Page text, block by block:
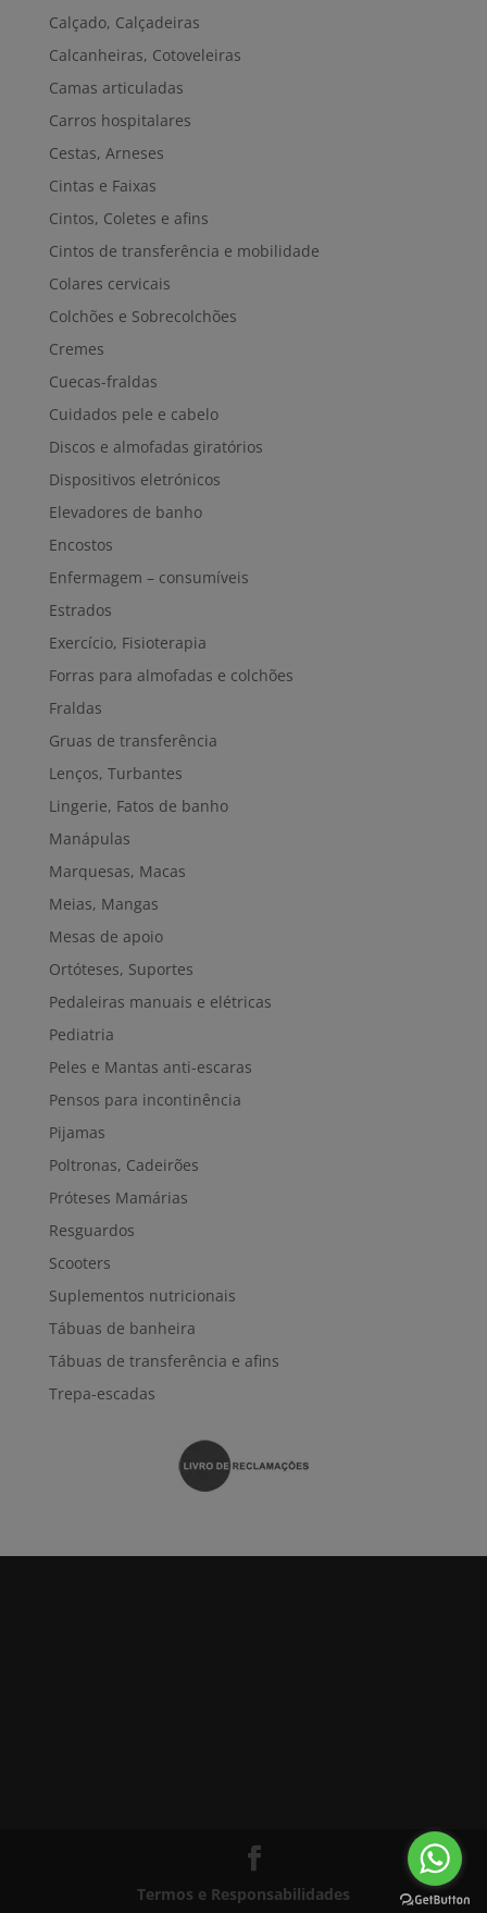
Calçado, Calçadeiras
Calcanheiras, Cotoveleiras
Camas articuladas
Carros hospitalares
Cestas, Arneses
Cintas e Faixas
Cintos, Coletes e afins
Cintos de transferência e mobilidade
Colares cervicais
Colchões e Sobrecolchões
Cremes
Cuecas-fraldas
Cuidados pele e cabelo
Discos e almofadas giratórios
Dispositivos eletrónicos
Elevadores de banho
Encostos
Enfermagem – consumíveis
Estrados
Exercício, Fisioterapia
Forras para almofadas e colchões
Fraldas
Gruas de transferência
Lenços, Turbantes
Lingerie, Fatos de banho
Manápulas
Marquesas, Macas
Meias, Mangas
Mesas de apoio
Ortóteses, Suportes
Pedaleiras manuais e elétricas
Pediatria
Peles e Mantas anti-escaras
Pensos para incontinência
Pijamas
Poltronas, Cadeirões
Próteses Mamárias
Resguardos
Scooters
Suplementos nutricionais
Tábuas de banheira
Tábuas de transferência e afins
Trepa-escadas
Termos e Responsabilidades